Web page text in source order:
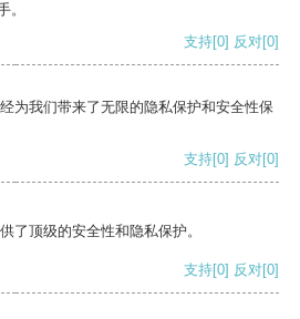
。
支持[0] 反对[0]
为我们带来了无限的隐私保护和安全性保
支持[0] 反对[0]
了顶级的安全性和隐私保护。
支持[0] 反对[0]